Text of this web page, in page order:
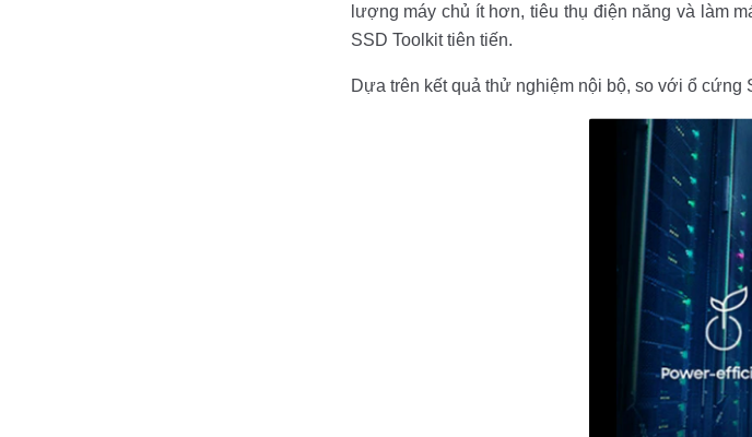
lượng máy chủ ít hơn, tiêu thụ điện năng và làm
SSD Toolkit tiên tiến.
Dựa trên kết quả thử nghiệm nội bộ, so với ổ cứng